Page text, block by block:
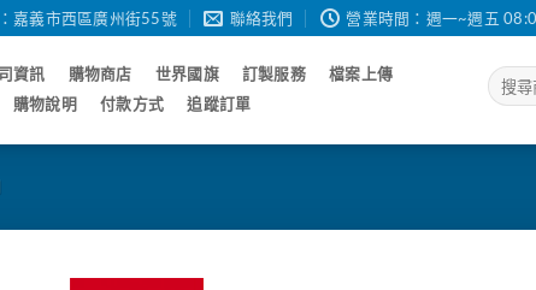
嘉義市西區廣州街55號 聯絡我們 營業時間：週一~週五
資訊 購物商店 世界國旗 訂製服務
檔案上傳
購物說明 付款方式 追蹤訂單
搜
尋
鍵